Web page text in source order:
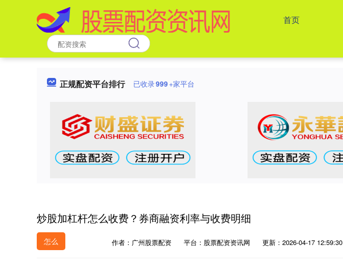
首页
正规配资平台排行 已收录999+家平台
炒股加杠杆怎么收费？券商融资利率与收费明细
怎么 作者：广州股票配资 平台：股票配资资讯网 更新：2026-04-17 12:59:30